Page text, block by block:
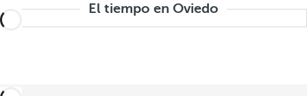
El tiempo en Oviedo